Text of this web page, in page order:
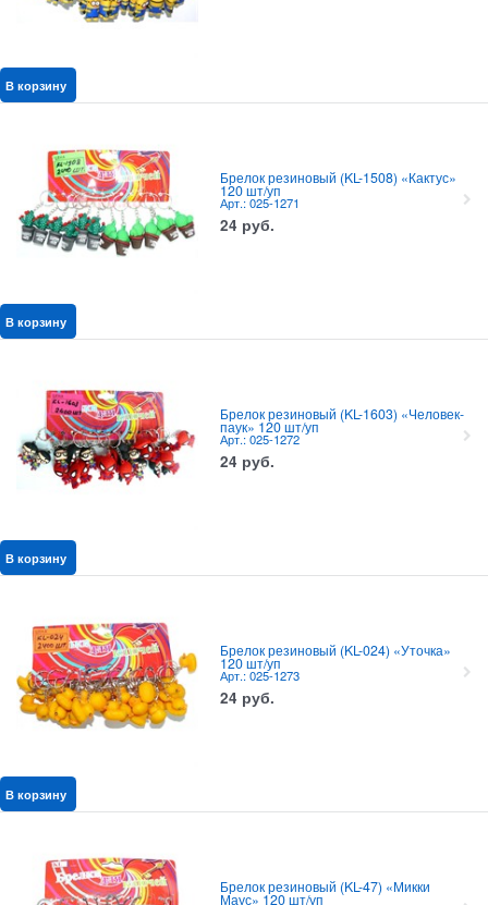
В корзину
Брелок резиновый (KL-1508) «Кактус»
120 шт/уп
Арт.: 025-1271
24 руб.
В корзину
Брелок резиновый (KL-1603) «Человек-
паук» 120 шт/уп
Арт.: 025-1272
24 руб.
В корзину
Брелок резиновый (KL-024) «Уточка»
120 шт/уп
Арт.: 025-1273
24 руб.
В корзину
Брелок резиновый (KL-47) «Микки
Маус» 120 шт/уп